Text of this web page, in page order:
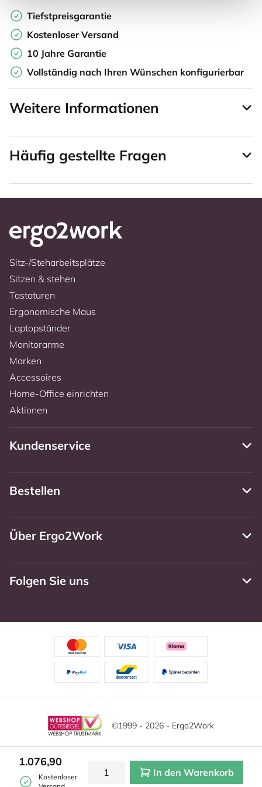
Tiefstpreisgarantie
Kostenloser Versand
10 Jahre Garantie
Vollständig nach Ihren Wünschen konfigurierbar
1.076,90
Kostenloser
In den Warenkorb
Weitere Informationen
Häufig gestellte Fragen
Sitz-/Steharbeitsplätze
Sitzen & stehen
Tastaturen
Ergonomische Maus
Laptopständer
Monitorarme
Marken
Accessoires
Home-Office einrichten
Aktionen
Kundenservice
Bestellen
Über Ergo2Work
Folgen Sie uns
©1999 - 2026 - Ergo2Work
Haftungsausschluss
Allgemeine Geschäftsbedingungen
Cookie-Einstellungen